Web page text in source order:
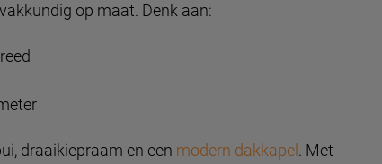
op maat. Denk aan:
draaikiepraam en een modern dakkapel . Met